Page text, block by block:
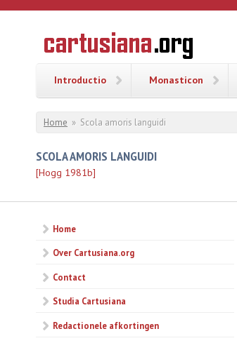
gaan
CARTUSIANA
Geschiedenis
van de
Introductio Monasticon
U bent hier
Home » Scola amoris languidi
SCOLA AMORIS LANGUIDI
[Hogg 1981b]
Home
Over Cartusiana.org
Contact
Studia Cartusiana
Redactionele afkortingen